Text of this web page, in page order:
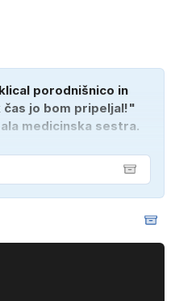
porodnišnico in
čas jo bom pripeljal!"
medicinska sestra.